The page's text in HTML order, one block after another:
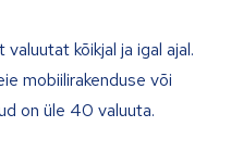
kõikjal ja igal ajal.
mobiilirakenduse või
on üle 40 valuuta.